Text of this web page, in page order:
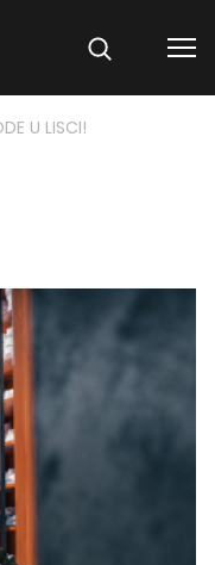
U LISCI!